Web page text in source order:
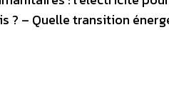
? – Quelle transition